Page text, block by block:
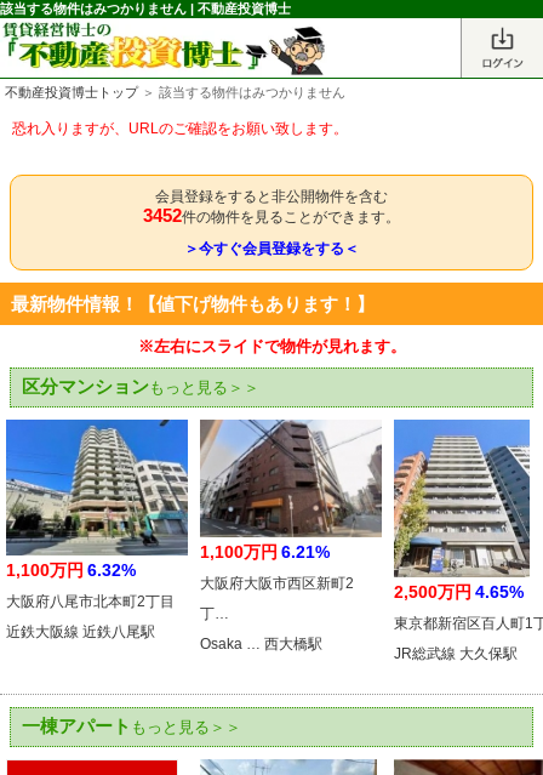
該当する物件はみつかりません | 不動産投資博士
不動産投資博士トップ＞ 該当する物件はみつかりません
恐れ入りますが、URLのご確認をお願い致します。
会員登録をすると非公開物件を含む
3452件の物件を見ることができます。
＞今すぐ会員登録をする＜
最新物件情報！【値下げ物件もあります！】
※左右にスライドで物件が見れます。
区分マンションもっと見る＞＞
1,100万円 6.32%
大阪府八尾市北本町2丁目
近鉄大阪線 近鉄八尾駅
1,100万円 6.21%
大阪府大阪市西区新町2
丁…
Osaka … 西大橋駅
2,500万円 4.65%
東京都新宿区百人町1
JR総武線 大久保駅
一棟アパート もっと見る＞＞